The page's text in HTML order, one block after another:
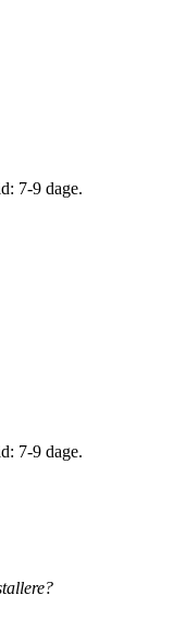
7-9 dage.
7-9 dage.